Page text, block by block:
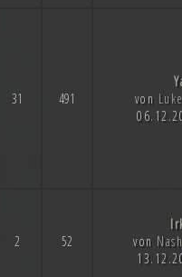
31 491
von
2 52
von